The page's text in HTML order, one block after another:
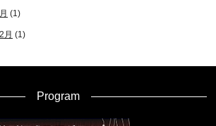
(1)
月 (1)
Program